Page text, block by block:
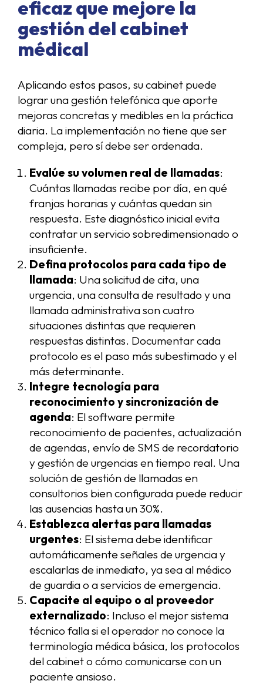
eficaz que mejore la
gestión del cabinet
médical
Aplicando estos pasos, su cabinet puede
lograr una gestión telefónica que aporte
mejoras concretas y medibles en la práctica
diaria. La implementación no tiene que ser
compleja, pero sí debe ser ordenada.
Evalúe su volumen real de llamadas:
Cuántas llamadas recibe por día, en qué
franjas horarias y cuántas quedan sin
respuesta. Este diagnóstico inicial evita
contratar un servicio sobredimensionado o
insuficiente.
Defina protocolos para cada tipo de
llamada: Una solicitud de cita, una
urgencia, una consulta de resultado y una
llamada administrativa son cuatro
situaciones distintas que requieren
respuestas distintas. Documentar cada
protocolo es el paso más subestimado y el
más determinante.
Integre tecnología para
reconocimiento y sincronización de
agenda: El software permite
reconocimiento de pacientes, actualización
de agendas, envío de SMS de recordatorio
y gestión de urgencias en tiempo real. Una
solución de gestión de llamadas en
consultorios bien configurada puede reducir
las ausencias hasta un 30%.
Establezca alertas para llamadas
urgentes: El sistema debe identificar
automáticamente señales de urgencia y
escalarlas de inmediato, ya sea al médico
de guardia o a servicios de emergencia.
Capacite al equipo o al proveedor
externalizado: Incluso el mejor sistema
técnico falla si el operador no conoce la
terminología médica básica, los protocolos
del cabinet o cómo comunicarse con un
paciente ansioso.